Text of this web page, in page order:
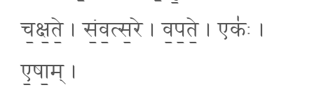
च॒क्ष॒ते॒ । सं॒व॒त्स॒रे । व॒प॒ते॒ । एकः॑ ।
ए॒षा॒म् ।